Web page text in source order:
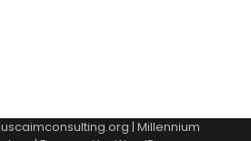
uscaimconsulting.org | Millennium